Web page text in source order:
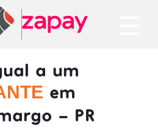
a um
em
- PR